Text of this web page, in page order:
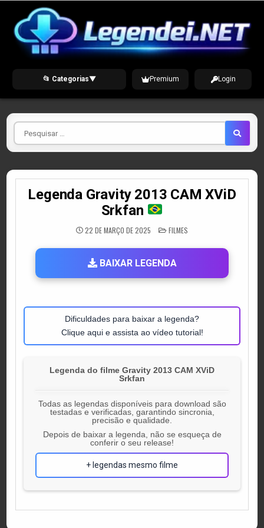
content
📂 Categorias▼ Premium Login
Pesquisar
por
Legenda Gravity 2013 CAM XViD
Srkfan
22 DE MARÇO DE 2025 POSTED
IN
FILMES
BAIXAR LEGENDA
Dificuldades para baixar a legenda?
Clique aqui e assista ao vídeo tutorial!
Legenda do filme Gravity 2013 CAM XViD
Srkfan
Todas as legendas disponíveis para download são
testadas e verificadas, garantindo sincronia,
precisão e qualidade.
Depois de baixar a legenda, não se esqueça de
conferir o seu release!
+ legendas mesmo filme